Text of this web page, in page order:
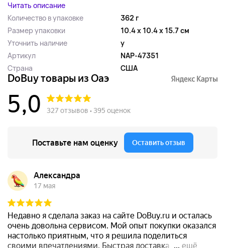
Читать описание
Количество в упаковке
362 г
Размер упаковки
10.4 x 10.4 x 15.7 см
Уточнить наличие
y
Артикул
NAP-47351
Страна
США